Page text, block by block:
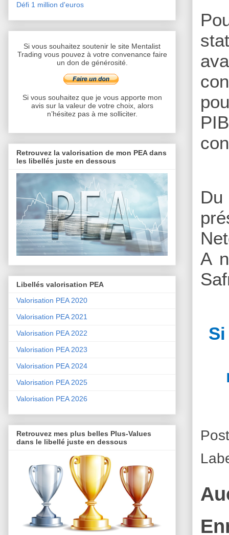
A
Défi 1 million d'euros
Si vous souhaitez soutenir le site Mentalist
Trading vous pouvez à votre convenance faire
un don de générosité.
Si vous souhaitez que je vous apporte mon
avis sur la valeur de votre choix, alors
n’hésitez pas à me solliciter.
Retrouvez la valorisation de mon PEA dans
les libellés juste en dessous
Libellés valorisation PEA
Valorisation PEA 2020
Valorisation PEA 2021
Valorisation PEA 2022
Valorisation PEA 2023
Valorisation PEA 2024
Valorisation PEA 2025
Valorisation PEA 2026
Retrouvez mes plus belles Plus-Values
dans le libellé juste en dessous